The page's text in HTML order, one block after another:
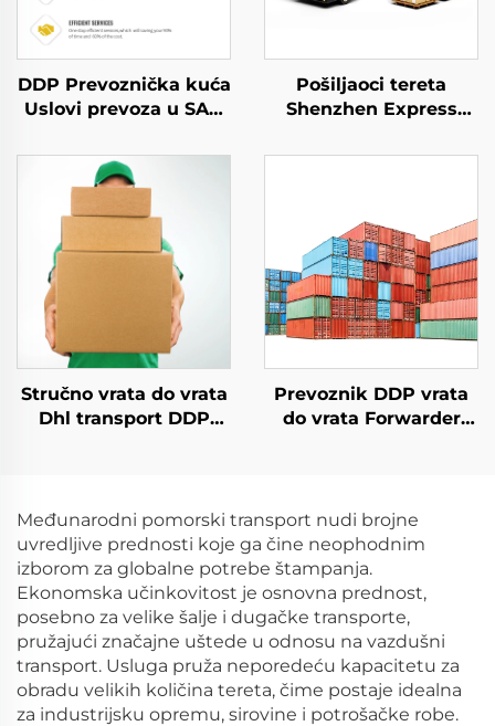
DDP Prevoznička kuća
Uslovi prevoza u SAD
Veliku Britaniju Dhl
Express Door to Door
Prevoz
Pošiljaoci tereta
Shenzhen Express
Express Dhl Express
Stručno vrata do vrata
Dhl transport DDP
forwarder šaljič
Prevoznik DDP vrata
do vrata Forwarder
u SAD
Međunarodni pomorski transport nudi brojne
uvredljive prednosti koje ga čine neophodnim
izborom za globalne potrebe štampanja.
Ekonomska učinkovitost je osnovna prednost,
posebno za velike šalje i dugačke transporte,
pružajući značajne uštede u odnosu na vazdušni
transport. Usluga pruža neporedeću kapacitetu za
obradu velikih količina tereta, čime postaje idealna
za industrijsku opremu, sirovine i potrošačke robe.